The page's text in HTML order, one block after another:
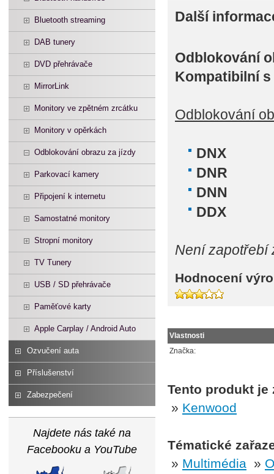
Bluetooth streaming
DAB tunery
DVD přehrávače
MirrorLink
Monitory ve zpětném zrcátku
Monitory v opěrkách
Odblokování obrazu za jízdy
Parkovací kamery
Připojení k internetu
Samostatné monitory
Stropní monitory
TV Tunery
USB / SD přehrávače
Paměťové karty
Apple Carplay / Android Auto
Ozvučení auta
Příslušenství
Zabezpečení
Najdete nás také na
Facebooku a YouTube
Další
Odblokování
Kompatibilní s
Odblokování
DNX
DNR
DNN
DDX
Není zapotřebí
Hodnocení
Vlastnosti
Značka:
Tento produkt je
» Kenwood
Tématické
» Multimédia »